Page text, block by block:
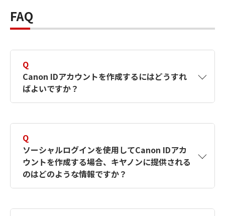
FAQ
Q
Canon IDアカウントを作成するにはどうすれ
ばよいですか？
す。詳しい作成方法は【カメラ】Canon IDとは
何ですか？Canon IDの作成方法は？をご確認く
ださい。
Q
ソーシャルログインを使用してCanon IDアカ
ウントを作成する場合、キヤノンに提供される
のはどのような情報ですか？